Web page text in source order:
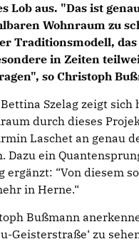
Lob aus. "Das ist
Wohnraum zu
Traditionsmodell,
in Zeiten
so Christoph
Szelag zeigt
durch dieses
Laschet an genau
Dazu ein
ergänzt: “Von diesem
in Herne.“
Bußmann
Geisterstraße‘ zu